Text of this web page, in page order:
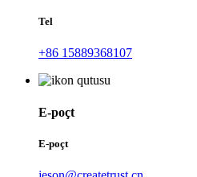
Tel
+86 15889368107
E-poçt
E-poçt